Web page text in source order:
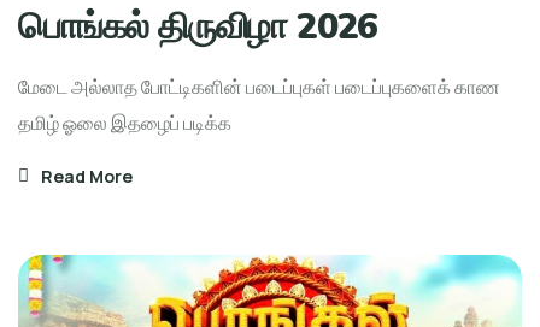
பொங்கல்
2026
பொங்கல் திருவிழா 2026
மேடை அல்லாத போட்டிகளின் படைப்புகள் படைப்புகளைக் காண
தமிழ் ஓலை இதழைப் படிக்க
Read More